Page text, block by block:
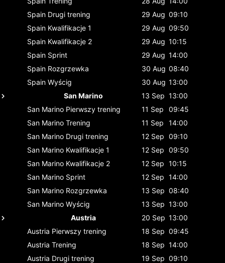
Spain Drugi trening 29 Aug 09:10
Spain Kwalifikacje 1 29 Aug 09:50
Spain Kwalifikacje 2 29 Aug 10:15
Spain Sprint 29 Aug 14:00
Spain Rozgrzewka 30 Aug 08:40
Spain Wyścig 30 Aug 13:00
San Marino
13 Sep 13:00
San Marino Pierwszy trening 11 Sep
09:45
San Marino Trening 11 Sep
14:00
San Marino Drugi trening 12 Sep 09:10
San Marino Kwalifikacje 1 12 Sep 09:50
San Marino Kwalifikacje 2 12 Sep 10:15
San Marino Sprint 12 Sep 14:00
San Marino Rozgrzewka 13 Sep 08:40
San Marino Wyścig 13 Sep 13:00
Austria
20 Sep 13:00
Austria Pierwszy trening 18 Sep 09:45
Austria Trening 18 Sep 14:00
Austria Drugi trening 19 Sep 09:10